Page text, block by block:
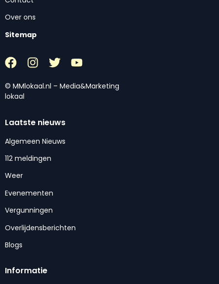
Over ons
Sitemap
© MMlokaal.nl – Media&Marketing
lokaal
Laatste nieuws
Algemeen Nieuws
112 meldingen
Weer
Evenementen
Vergunningen
Overlijdensberichten
Blogs
Informatie